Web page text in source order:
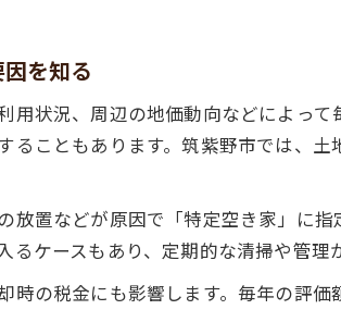
非課税基準と減免制度で
空き地の税金非課税
空き地税金の減免申
住民税や固定資産税
所得や世帯状況で変
を知る
用状況、周辺の地価動向などによっ
ることもあります。筑紫野市では、
放置などが原因で「特定空き家」に
ケースもあり、定期的な清掃や管理
時の税金にも影響します。毎年の評